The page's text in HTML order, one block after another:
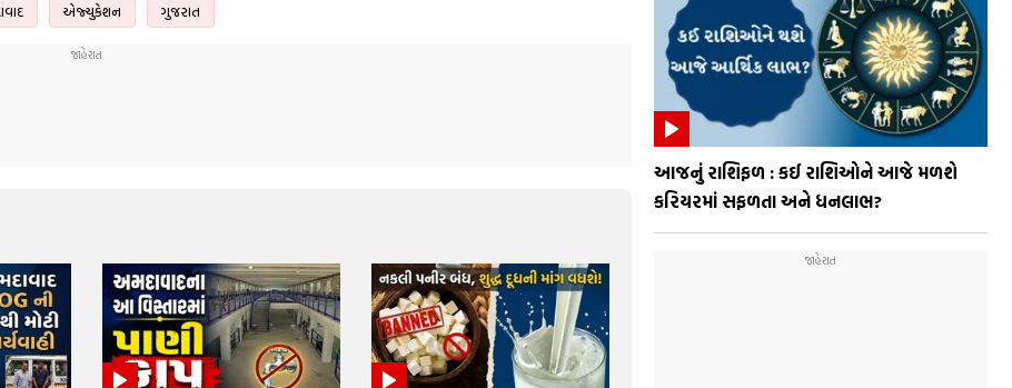
એજ્યુકેશન ગુજરાત
આજનું રાશિફળ : કઈ રાશિઓને આજે મળશે
કરિયરમાં સફળતા અને ધનલાભ?